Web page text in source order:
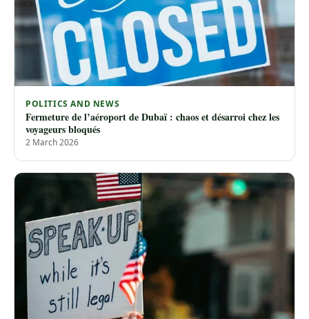
POLITICS AND NEWS
Fermeture de l’aéroport de Dubaï : chaos et désarroi chez les
voyageurs bloqués
2 March 2026